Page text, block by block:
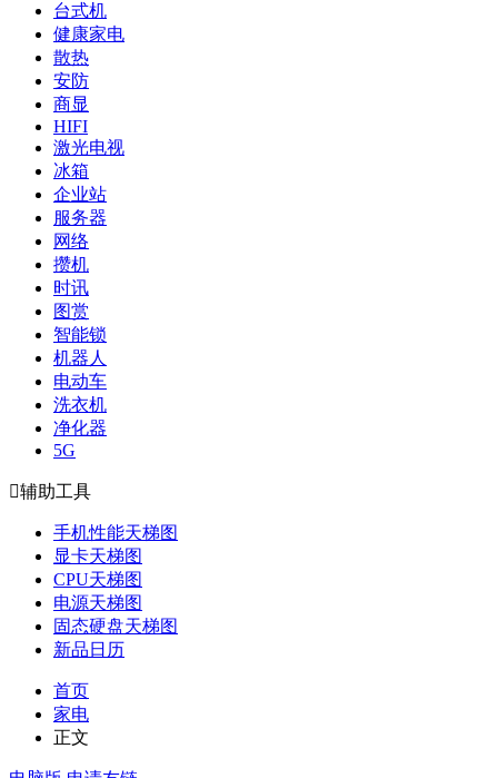
台式机
健康家电
散热
安防
商显
HIFI
激光电视
冰箱
企业站
服务器
网络
攒机
时讯
图赏
智能锁
机器人
电动车
洗衣机
净化器
5G
辅助工具
手机性能天梯图
显卡天梯图
CPU天梯图
电源天梯图
固态硬盘天梯图
新品日历
首页
家电
正文